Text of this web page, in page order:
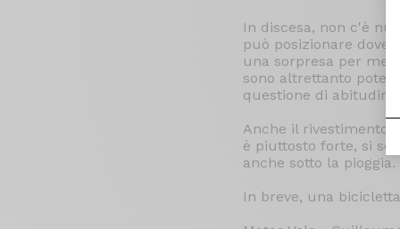
In discesa, non c'è
può posizionare dove
una sorpresa per me,
sono altrettanto
questione di abitudine.
Anche il rivestimento
è piuttosto forte, si
anche sotto la pioggia.
In breve, una